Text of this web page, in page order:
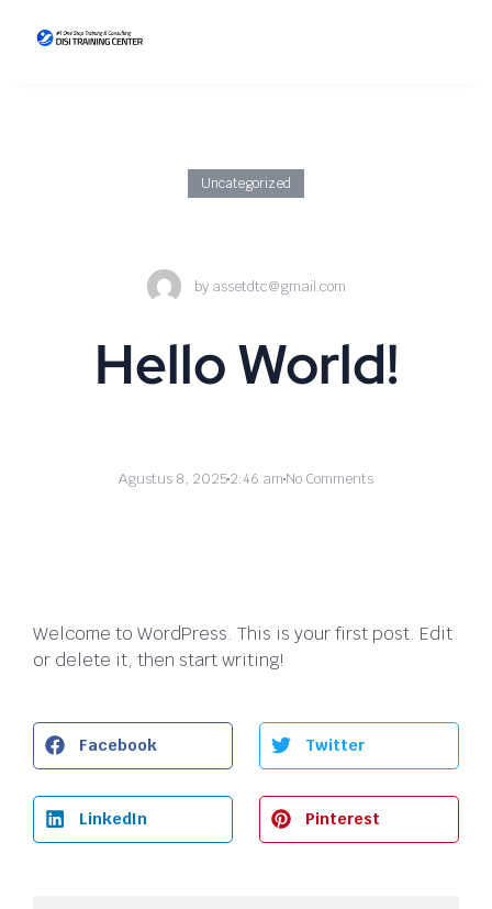
Uncategorized
byassetdtc@gmail.com
Hello World!
Agustus 8, 20252:46 am No Comments
Welcome to WordPress. This is your first post. Edit
or delete it, then start writing!
Facebook Twitter
LinkedIn Pinterest